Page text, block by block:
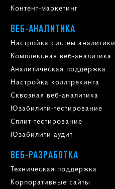
Контент-маркетинг
ВЕБ-АНАЛИТИКА
Настройка систем аналитики
Комплексная веб-аналитика
Аналитическая поддержка
Настройка коллтрекинга
Сквозная веб-аналитика
Юзабилити-тестирование
Сплит-тестирование
Юзабилити-аудит
ВЕБ-РАЗРАБОТКА
Техническая поддержка
Корпоративные сайты